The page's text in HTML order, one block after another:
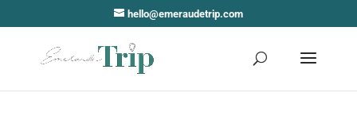
hello@emeraudetrip.com